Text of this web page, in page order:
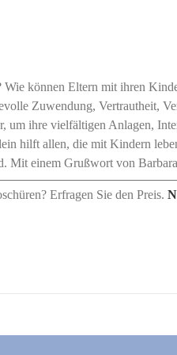
können Eltern mit ihren
Zuwendung, Vertrautheit,
um ihre vielfältigen Anlagen,
hilft allen, die mit Kindern
Mit einem Grußwort von
Erfragen Sie den Preis.